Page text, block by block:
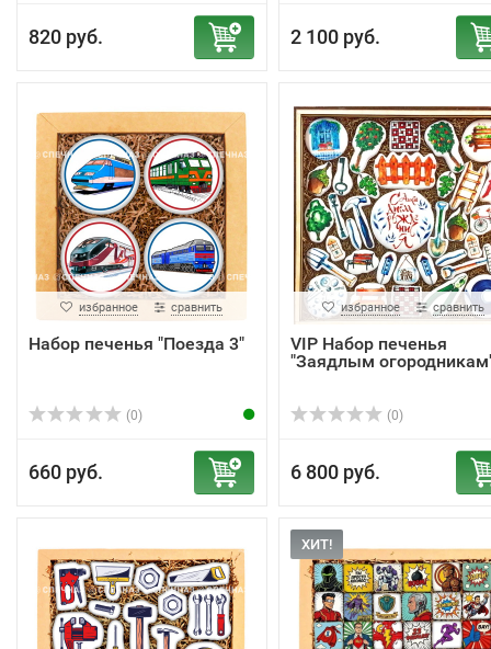
820 руб. 2 100 руб.
избранное сравнить
Набор печенья "Поезда 3"
(0)
660 руб.
избранное сравнить
VIP Набор печенья
"Заядлым
(0)
6 800 руб.
ХИТ!